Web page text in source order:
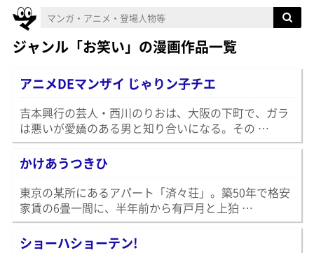
ジャンル「お笑い」の漫画作品一覧
アニメDEマンザイ じゃりン子チエ
吉本興行の芸人・西川のりおは、大阪の下町で、ガラ
は悪いが愛嬌のある男と知り合いになる。その …
かけあうつきひ
東京の某所にあるアパート「済々荘」。築50年で格安
家賃の6畳一間に、半年前から有戸月と上狛 …
ショーハショーテン!